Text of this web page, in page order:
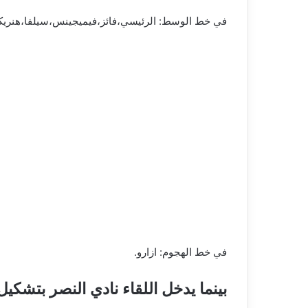
في خط الوسط:
في خط الهجوم: ازارو.
بينما يدخل اللقاء نادي النصر